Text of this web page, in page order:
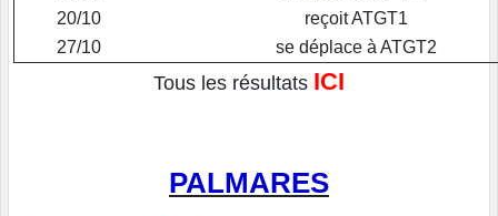
20/10
reçoit ATGT1
27/10
se déplace à ATGT2
Tous les résultats ICI
PALMARES